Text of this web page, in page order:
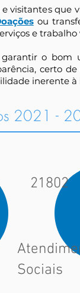
visitantes
ou
e trabalho
o bom
certo
inerente
2021 -
21802
Sociais